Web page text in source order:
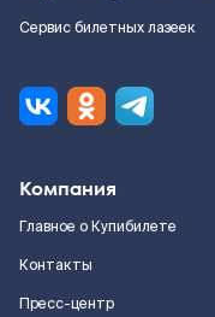
Сервис билетных лазеек
Компания
Главное о Купибилете
Контакты
Пресс-центр